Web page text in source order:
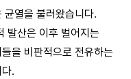
균열을 불러왔습니다.
발산은 이후 벌어지는
을 비판적으로 전유하는
.